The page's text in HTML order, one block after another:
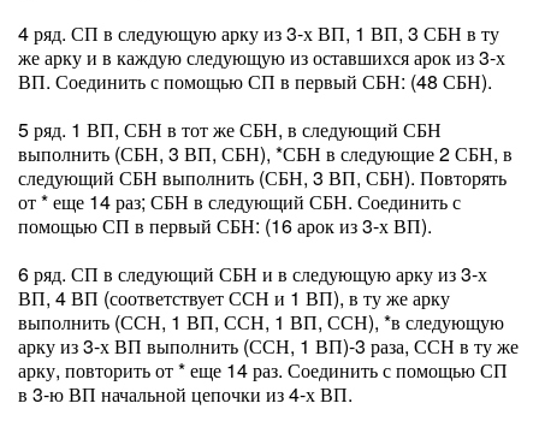
4 ряд. СП в следующую арку из 3-х ВП, 1 ВП, 3 СБН в ту
же арку и в каждую следующую из оставшихся арок из 3-х
ВП. Соединить с помощью СП в первый СБН: (48 СБН).
5 ряд. 1 ВП, СБН в тот же СБН, в следующий СБН
выполнить (СБН, 3 ВП, СБН), *СБН в следующие 2 СБН, в
следующий СБН выполнить (СБН, 3 ВП, СБН). Повторять
от * еще 14 раз; СБН в следующий СБН. Соединить с
помощью СП в первый СБН: (16 арок из 3-х ВП).
6 ряд. СП в следующий СБН и в следующую арку из 3-х
ВП, 4 ВП (соответствует ССН и 1 ВП), в ту же арку
выполнить (ССН, 1 ВП, ССН, 1 ВП, ССН), *в следующую
арку из 3-х ВП выполнить (ССН, 1 ВП)-3 раза, ССН в ту же
арку, повторить от * еще 14 раз. Соединить с помощью СП
в 3-ю ВП начальной цепочки из 4-х ВП.